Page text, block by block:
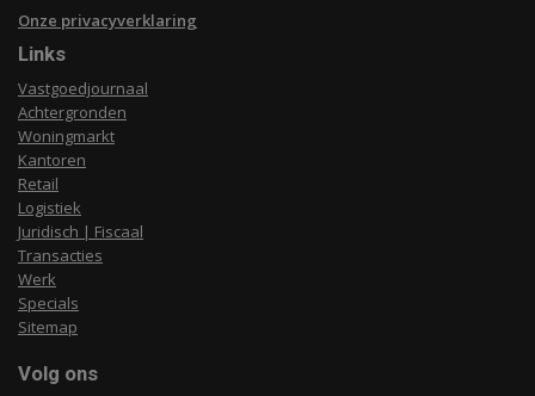
Onze privacyverklaring
Links
Vastgoedjournaal
Achtergronden
Woningmarkt
Kantoren
Retail
Logistiek
Juridisch | Fiscaal
Transacties
Werk
Specials
Sitemap
Volg ons